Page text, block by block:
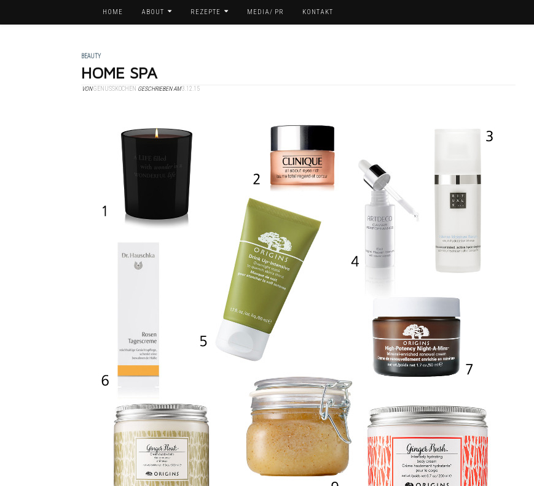
HOME ABOUT REZEPTE MEDIA/ PR KONTAKT
BEAUTY
HOME SPA
VONGENUSSKOCHEN GESCHRIEBEN AM3.12.15